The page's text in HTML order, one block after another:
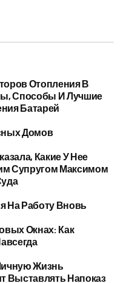
Отопления В
Способы И Лучшие
Батарей
Домов
Какие У Нее
Супругом Максимом
На Работу Вновь
Окнах: Как
Жизнь
Выставлять Напоказ